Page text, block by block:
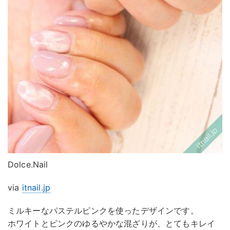
Dolce.Nail
via itnail.jp
ミルキーなパステルピンクを使ったデザインです。
ホワイトとピンクのゆるやかな混ざりが、とてもキレイ